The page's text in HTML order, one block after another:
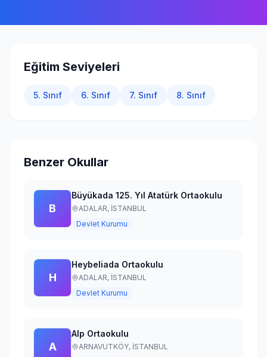
Eğitim Seviyeleri
5. Sınıf 6. Sınıf 7. Sınıf 8. Sınıf
Benzer Okullar
B
Büyükada 125. Yıl Atatürk Ortaokulu
ADALAR, İSTANBUL
Devlet Kurumu
H
Heybeliada Ortaokulu
ADALAR, İSTANBUL
Devlet Kurumu
A
Alp Ortaokulu
ARNAVUTKÖY, İSTANBUL